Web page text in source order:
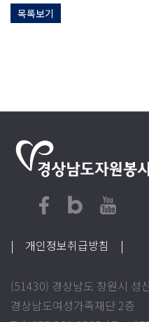
목록보기
| 개인정보취급방침 |
(51430) 경상남도 창원시 성
경상남도여성가족재단 2층